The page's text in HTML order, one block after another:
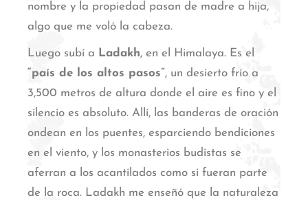
nombre y la propiedad pasan de madre a hija,
algo que me voló la cabeza.
Luego subí a Ladakh, en el Himalaya. Es el
“país de los altos pasos”, un desierto frío a
3,500 metros de altura donde el aire es fino y el
silencio es absoluto. Allí, las banderas de oración
ondean en los puentes, esparciendo bendiciones
en el viento, y los monasterios budistas se
aferran a los acantilados como si fueran parte
de la roca. Ladakh me enseñó que la naturaleza